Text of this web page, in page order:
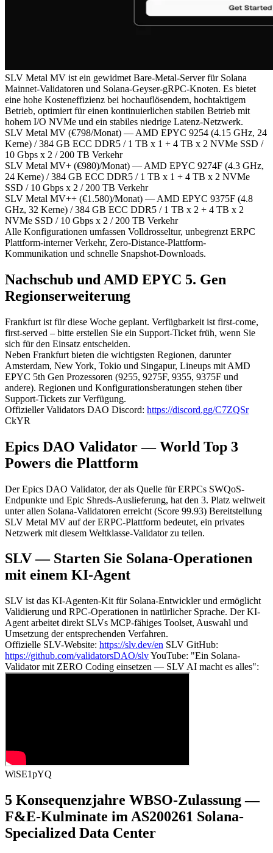
SLV Metal MV ist ein gewidmet Bare-Metal-Server für Solana
Mainnet-Validatoren und Solana-Geyser-gRPC-Knoten. Es bietet
eine hohe Kosteneffizienz bei hochauflösendem, hochtaktigem
Betrieb, optimiert für einen kontinuierlichen stabilen Betrieb mit
hohem I/O NVMe und ein stabiles niedrige Latenz-Netzwerk.
SLV Metal MV (€798/Monat) — AMD EPYC 9254 (4.15 GHz, 24
Kerne) / 384 GB ECC DDR5 / 1 TB x 1 + 4 TB x 2 NVMe SSD /
10 Gbps x 2 / 200 TB Verkehr
SLV Metal MV+ (€980)/Monat) — AMD EPYC 9274F (4.3 GHz,
24 Kerne) / 384 GB ECC DDR5 / 1 TB x 1 + 4 TB x 2 NVMe
SSD / 10 Gbps x 2 / 200 TB Verkehr
SLV Metal MV++ (€1.580)/Monat) — AMD EPYC 9375F (4.8
GHz, 32 Kerne) / 384 GB ECC DDR5 / 1 TB x 2 + 4 TB x 2
NVMe SSD / 10 Gbps x 2 / 200 TB Verkehr
Alle Konfigurationen umfassen Volldrosseltur, unbegrenzt ERPC
Plattform-interner Verkehr, Zero-Distance-Plattform-
Kommunikation und schnelle Snapshot-Downloads.
Nachschub und AMD EPYC 5. Gen
Regionserweiterung
Frankfurt ist für diese Woche geplant. Verfügbarkeit ist first-come,
first-served – bitte erstellen Sie ein Support-Ticket früh, wenn Sie
sich für den Einsatz entscheiden.
Neben Frankfurt bieten die wichtigsten Regionen, darunter
Amsterdam, New York, Tokio und Singapur, Lineups mit AMD
EPYC 5th Gen Prozessoren (9255, 9275F, 9355, 9375F und
andere). Regionen und Konfigurationsberatungen stehen über
Support-Tickets zur Verfügung.
Offizieller Validators DAO Discord: https://discord.gg/C7ZQSr
CkYR
Epics DAO Validator — World Top 3
Powers die Plattform
Der Epics DAO Validator, der als Quelle für ERPCs SWQoS-
Endpunkte und Epic Shreds-Auslieferung, hat den 3. Platz weltweit
unter allen Solana-Validatoren erreicht (Score 99.93) Bereitstellung
SLV Metal MV auf der ERPC-Plattform bedeutet, ein privates
Netzwerk mit diesem Weltklasse-Validator zu teilen.
SLV — Starten Sie Solana-Operationen
mit einem KI-Agent
SLV ist das KI-Agenten-Kit für Solana-Entwickler und ermöglicht
Validierung und RPC-Operationen in natürlicher Sprache. Der KI-
Agent arbeitet direkt SLVs MCP-fähiges Toolset, Auswahl und
Umsetzung der entsprechenden Verfahren.
Offizielle SLV-Website: https://slv.dev/en SLV GitHub:
https://github.com/validatorsDAO/slvYouTube: "Ein Solana-
Validator mit ZERO Coding einsetzen — SLV AI macht es alles":
WiSE1pYQ
5 Konsequenzjahre WBSO-Zulassung —
F&E-Kulminate im AS200261 Solana-
Specialized Data Center